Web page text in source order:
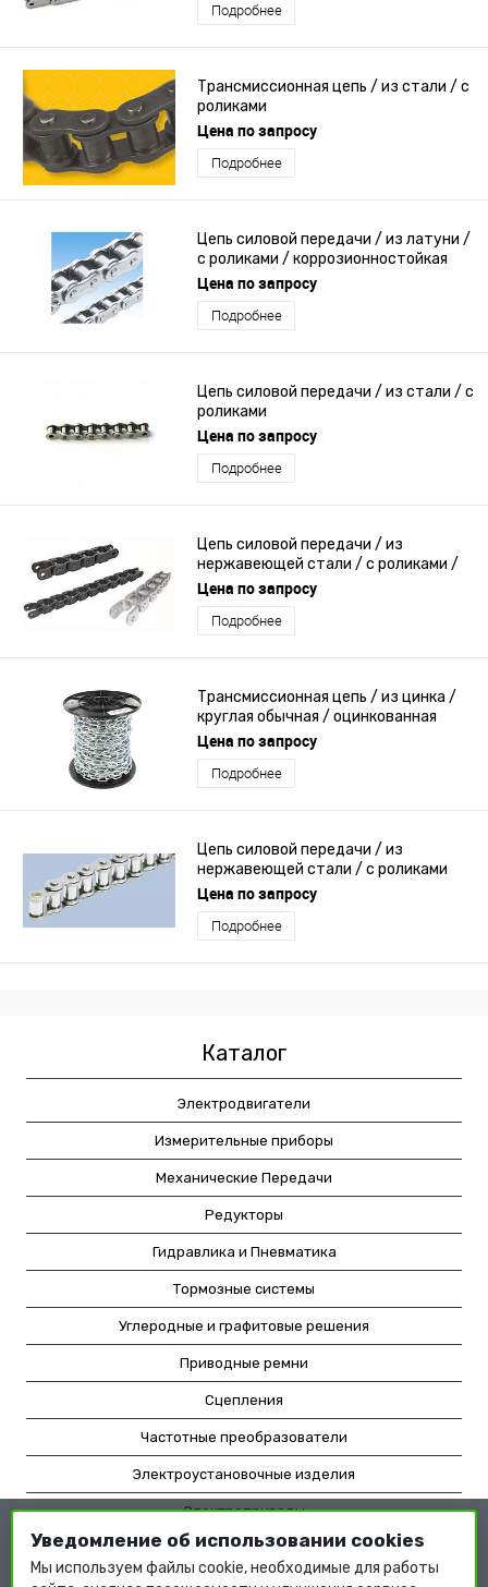
Подробнее
Трансмиссионная цепь / из стали / с
роликами
Цена по запросу
Подробнее
Цепь силовой передачи / из латуни /
с роликами / коррозионностойкая
Цена по запросу
Подробнее
Цепь силовой передачи / из стали / с
роликами
Цена по запросу
Подробнее
Цепь силовой передачи / из
нержавеющей стали / с роликами /
для тяжелых условий применения
Цена по запросу
Подробнее
Трансмиссионная цепь / из цинка /
круглая обычная / оцинкованная
Цена по запросу
Подробнее
Цепь силовой передачи / из
нержавеющей стали / с роликами
Цена по запросу
Подробнее
Каталог
Электродвигатели
Измерительные приборы
Механические Передачи
Редукторы
Гидравлика и Пневматика
Тормозные системы
Углеродные и графитовые решения
Приводные ремни
Сцепления
Частотные преобразователи
Электроустановочные изделия
Электроприводы
Насосное оборудование
Уведомление об использовании cookies
Мы используем файлы cookie, необходимые для работы